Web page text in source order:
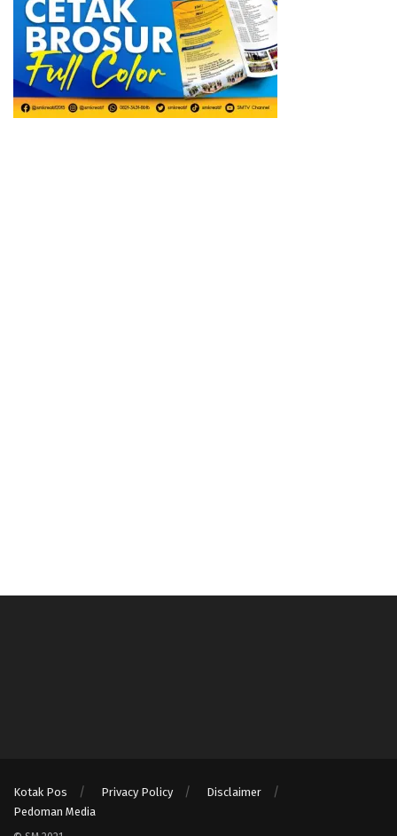
Kotak Pos Privacy Policy
Disclaimer
Pedoman Media